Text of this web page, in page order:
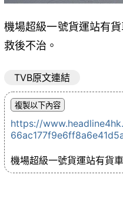
機場超級一號貨運站有
救後不治。
TVB原文連結
https://
機場超級一號貨運站有貨